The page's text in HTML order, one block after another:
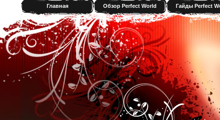
Главная Обзор Perfect World Гайды Perfect